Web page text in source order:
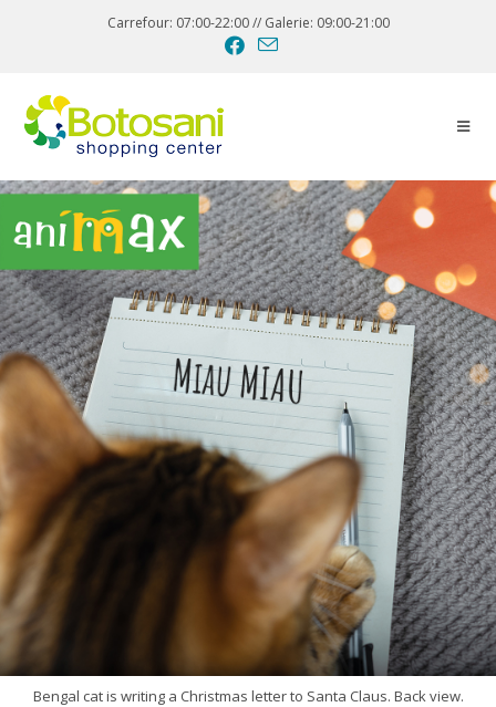
Carrefour: 07:00-22:00 // Galerie: 09:00-21:00
Bengal cat is writing a Christmas letter to Santa Claus. Back view.